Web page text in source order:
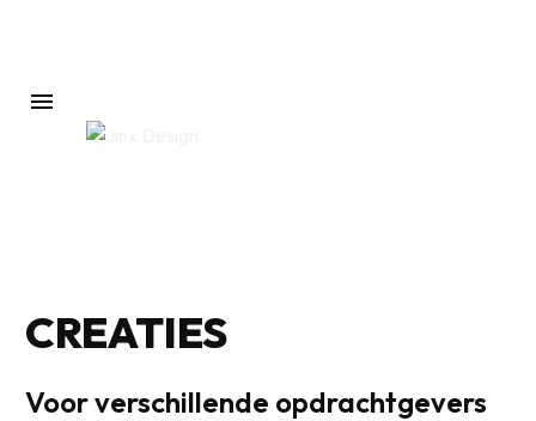
CREATIES
Voor verschillende opdrachtgevers